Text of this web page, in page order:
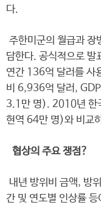
다.
주한미군의 월급과 장
담한다. 공식적으로 발
연간 136억 달러를 사
비 6,936억 달러,
3.1만 명). 2010년 한
현역 64만 명)와 비교
협상의 주요 쟁점?
내년 방위비 금액, 방
간 및 연도별 인상률